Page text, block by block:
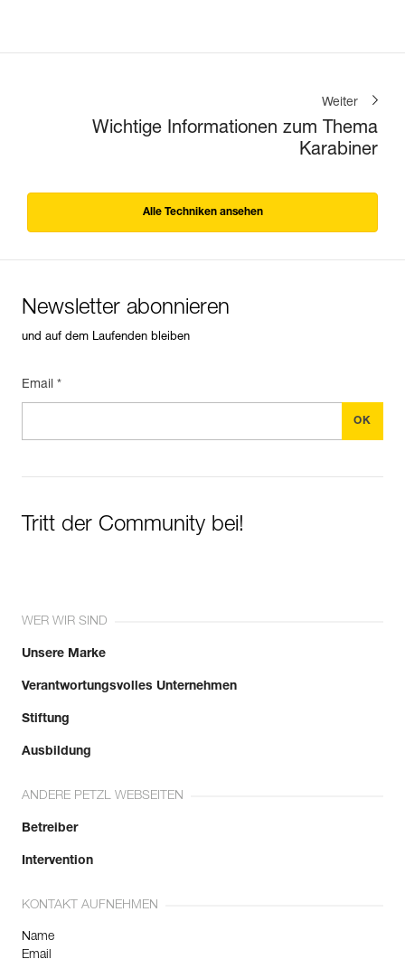
Weiter
Wichtige Informationen zum Thema
Karabiner
Alle Techniken ansehen
Newsletter abonnieren
und auf dem Laufenden bleiben
Email *
Tritt der Community bei!
WER WIR SIND
Unsere Marke
Verantwortungsvolles Unternehmen
Stiftung
Ausbildung
ANDERE PETZL WEBSEITEN
Betreiber
Intervention
KONTAKT AUFNEHMEN
Name
Email